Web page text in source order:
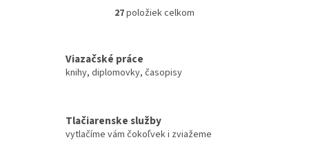
O
d
e
p
27položiek celkom
Viazačské práce
knihy, diplomovky, časopisy
Tlačiarenske služby
vytlačíme vám čokoľvek i zviažeme